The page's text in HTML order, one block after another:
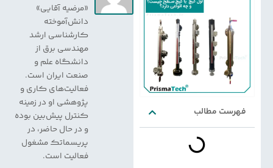
فهرست مطالب
«مرضیه آقایی»
دانش‌آموخته
کارشناسی ارشد
مهندسی برق از
دانشگاه علم و
صنعت ایران است.
فعالیت‌های کاری و
پژوهشی او در زمینه
کنترل پیش‌بین بوده
و در حال حاضر، در
پریسماتک مشغول
فعالیت است.